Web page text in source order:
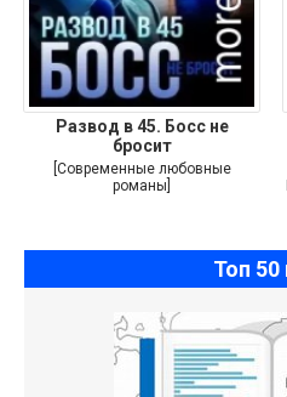
Развод в 45. Босс не
бросит
[Современные любовные
романы]
Топ 50